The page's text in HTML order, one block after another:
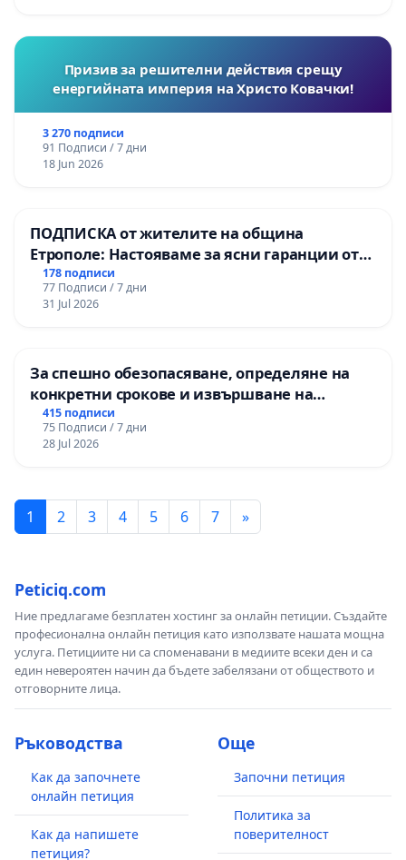
Призив за решителни действия срещу
енергийната империя на Христо Ковачки!
3 270 подписи
91 Подписи / 7 дни
18 Jun 2026
ПОДПИСКА от жителите на община
Етрополе: Настояваме за ясни гаранции от
“Елаците-МЕД” АД и от държавата, че ще се
изпълнят всички екологични норми!
178 подписи
77 Подписи / 7 дни
31 Jul 2026
За спешно обезопасяване, определяне на
конкретни срокове и извършване на
цялостна рехабилитация на
републиканския път между пътен възел АМ
„Тракия“ - гр. Ихтиман - с. Мирово - к.к.
415 подписи
75 Подписи / 7 дни
28 Jul 2026
1 2 3 4 5 6 7 »
Peticiq.com
Ние предлагаме безплатен хостинг за онлайн петиции. Създайте
професионална онлайн петиция като използвате нашата мощна
услуга. Петициите ни са споменавани в медиите всеки ден и са
един невероятен начин да бъдете забелязани от обществото и
отговорните лица.
Ръководства
Как да започнете
онлайн петиция
Как да напишете
петиция?
Още
Започни петиция
Политика за
поверителност